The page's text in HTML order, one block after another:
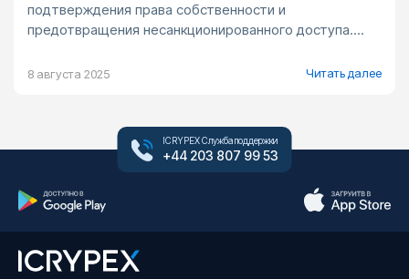
подтверждения права собственности и
предотвращения несанкционированного доступа....
8 августа 2025 Читать далее
ICRYPEX Служба поддержки
+44 203 807 99 53